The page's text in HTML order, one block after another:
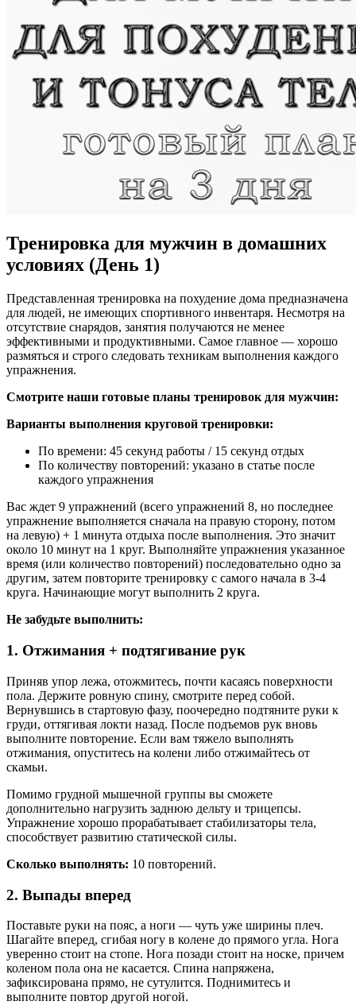
Тренировка для мужчин в домашних
условиях (День 1)
Представленная тренировка на похудение дома предназначена
для людей, не имеющих спортивного инвентаря. Несмотря на
отсутствие снарядов, занятия получаются не менее
эффективными и продуктивными. Самое главное — хорошо
размяться и строго следовать техникам выполнения каждого
упражнения.
Смотрите наши готовые планы тренировок для мужчин:
Варианты выполнения круговой тренировки:
По времени: 45 секунд работы / 15 секунд отдых
По количеству повторений: указано в статье после
каждого упражнения
Вас ждет 9 упражнений (всего упражнений 8, но последнее
упражнение выполняется сначала на правую сторону, потом
на левую) + 1 минута отдыха после выполнения. Это значит
около 10 минут на 1 круг. Выполняйте упражнения указанное
время (или количество повторений) последовательно одно за
другим, затем повторите тренировку с самого начала в 3-4
круга. Начинающие могут выполнить 2 круга.
Не забудьте выполнить:
1. Отжимания + подтягивание рук
Приняв упор лежа, отожмитесь, почти касаясь поверхности
пола. Держите ровную спину, смотрите перед собой.
Вернувшись в стартовую фазу, поочередно подтяните руки к
груди, оттягивая локти назад. После подъемов рук вновь
выполните повторение. Если вам тяжело выполнять
отжимания, опуститесь на колени либо отжимайтесь от
скамьи.
Помимо грудной мышечной группы вы сможете
дополнительно нагрузить заднюю дельту и трицепсы.
Упражнение хорошо прорабатывает стабилизаторы тела,
способствует развитию статической силы.
Сколько выполнять: 10 повторений.
2. Выпады вперед
Поставьте руки на пояс, а ноги — чуть уже ширины плеч.
Шагайте вперед, сгибая ногу в колене до прямого угла. Нога
уверенно стоит на стопе. Нога позади стоит на носке, причем
коленом пола она не касается. Спина напряжена,
зафиксирована прямо, не сутулится. Поднимитесь и
выполните повтор другой ногой.